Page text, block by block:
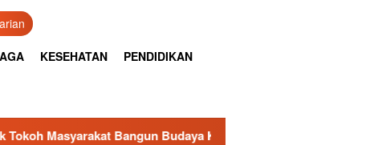
KESEHATAN PENDIDIKAN
Bangun Budaya Kewaspadaan Kantibmas di Lingkungan